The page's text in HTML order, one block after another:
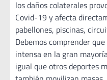
los daños colaterales
Covid-19 y afecta
pabellones, piscinas,
Debemos comprender
intensa en la gran
igual que otros deportes